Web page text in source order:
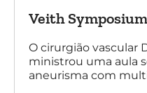
Veith
O cirurgião vascular
ministrou uma aula
aneurisma com